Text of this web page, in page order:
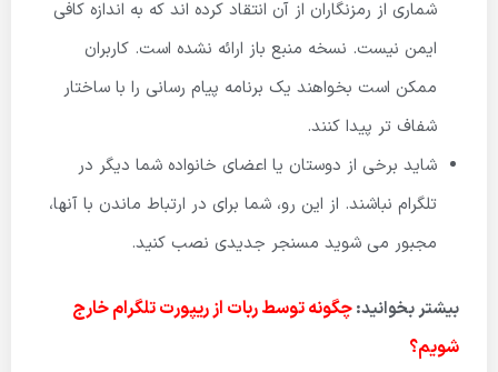
شماری از رمزنگاران از آن انتقاد کرده اند که به اندازه کافی
ایمن نیست. نسخه منبع باز ارائه نشده است. کاربران
ممکن است بخواهند یک برنامه پیام رسانی را با ساختار
شفاف تر پیدا کنند.
شاید برخی از دوستان یا اعضای خانواده شما دیگر در
تلگرام نباشند. از این رو، شما برای در ارتباط ماندن با آنها،
مجبور می شوید مسنجر جدیدی نصب کنید.
بیشتر بخوانید:چگونه توسط ربات از ریپورت تلگرام خارج
شویم؟